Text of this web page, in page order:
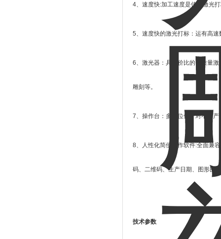
4、速度快:加工速度是传统激光
5、速度快的激光打标：运有高
6、激光器：具性价比的高质量
雕刻等。
7、操作台：多孔位便于对不同
8、人性化简便操作软件:全面兼
码、二维码、生产日期、图形图案
技术参数